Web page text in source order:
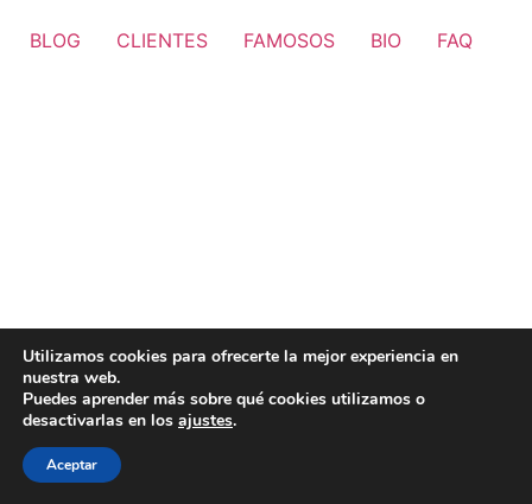
BLOG CLIENTES FAMOSOS BIO FAQ
Utilizamos cookies para ofrecerte la mejor experiencia en
nuestra web.
Puedes aprender más sobre qué cookies utilizamos o
desactivarlas en los ajustes.
Aceptar